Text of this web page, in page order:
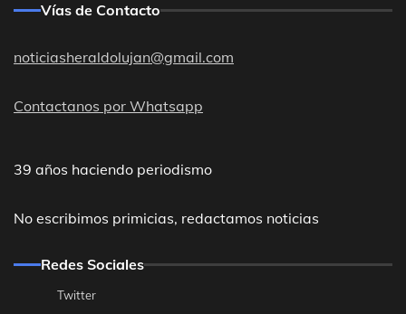
Vías de Contacto
noticiasheraldolujan@gmail.com
Contactanos por Whatsapp
39 años haciendo periodismo
No escribimos primicias, redactamos noticias
Redes Sociales
Twitter